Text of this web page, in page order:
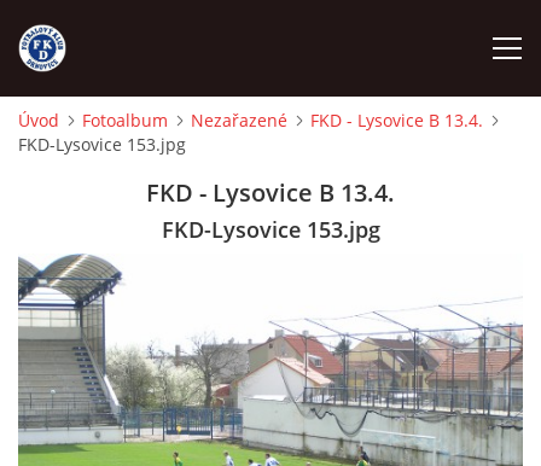
ÚVOD
FKD A
FKD B
STARŠÍ DOROST
Úvod Fotoalbum Nezařazené
FKD - Lysovice B 13.4.
FKD-Lysovice 153.jpg
FKD - Lysovice B 13.4.
FKD-Lysovice 153.jpg